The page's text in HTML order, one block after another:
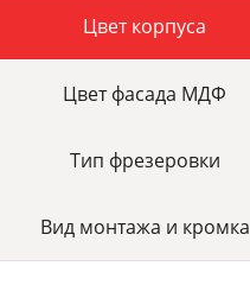
Цвет корпуса
Цвет фасада МДФ
Тип фрезеровки
Вид монтажа и кромка